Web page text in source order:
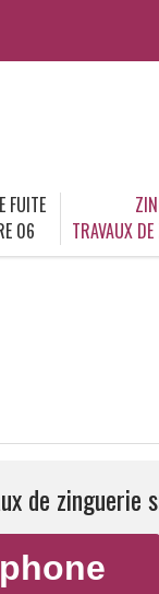
FUITE
06
TRAVAUX
de zinguerie